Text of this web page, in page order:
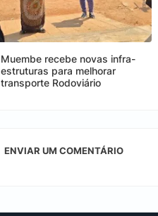
Muembe recebe novas infra-
estruturas para melhorar
transporte Rodoviário
ENVIAR UM COMENTÁRIO